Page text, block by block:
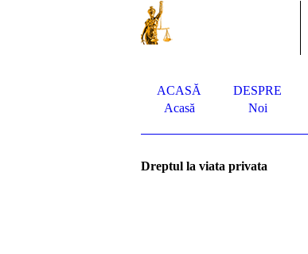
ACASĂ
Acasă
DESPRE
Noi
Dreptul la viata privata